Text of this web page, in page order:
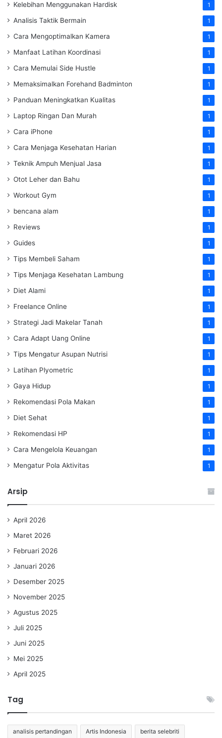
Kelebihan Menggunakan Hardisk 1
Analisis Taktik Bermain 1
Cara Mengoptimalkan Kamera 1
Manfaat Latihan Koordinasi 1
Cara Memulai Side Hustle 1
Memaksimalkan Forehand Badminton 1
Panduan Meningkatkan Kualitas 1
Laptop Ringan Dan Murah 1
Cara iPhone 1
Cara Menjaga Kesehatan Harian 1
Teknik Ampuh Menjual Jasa 1
Otot Leher dan Bahu 1
Workout Gym 1
bencana alam 1
Reviews 1
Guides 1
Tips Membeli Saham 1
Tips Menjaga Kesehatan Lambung 1
Diet Alami 1
Freelance Online 1
Strategi Jadi Makelar Tanah 1
Cara Adapt Uang Online 1
Tips Mengatur Asupan Nutrisi 1
Latihan Plyometric 1
Gaya Hidup 1
Rekomendasi Pola Makan 1
Diet Sehat 1
Rekomendasi HP 1
Cara Mengelola Keuangan 1
Mengatur Pola Aktivitas 1
Arsip
April 2026
Maret 2026
Februari 2026
Januari 2026
Desember 2025
November 2025
Agustus 2025
Juli 2025
Juni 2025
Mei 2025
April 2025
Tag
analisis pertandingan Artis Indonesia berita selebriti